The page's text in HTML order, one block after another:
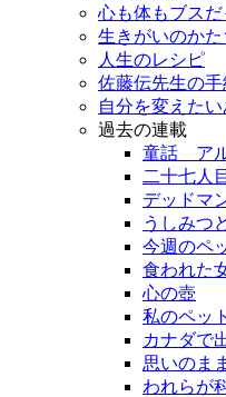
心も体もブス
生きがいのかた
人生のレシピ
佐藤伝先生の手
自分を変えた
過去の連載
童話 ア
二十七人
デッドマ
うしみつ
今週のペ
食われた
心の壺
私のペット
カナダで
思いのま
われらが